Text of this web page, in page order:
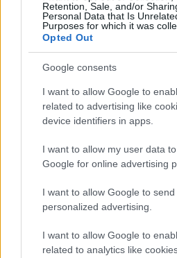
Retention, Sale, and/or
Personal Data that Is
Purposes for which it was
Opted Out
Google consents
I want to allow Google to
related to advertising like
device identifiers in apps.
I want to allow my user data
Google for online advertising
I want to allow Google to send
personalized advertising.
I want to allow Google to
related to analytics like